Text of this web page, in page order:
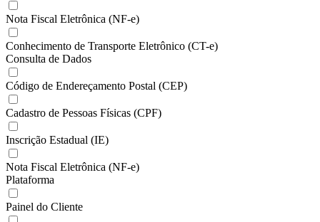
Nota Fiscal Eletrônica (NF-e)
Conhecimento de Transporte Eletrônico (CT-e)
Consulta de Dados
Código de Endereçamento Postal (CEP)
Cadastro de Pessoas Físicas (CPF)
Inscrição Estadual (IE)
Nota Fiscal Eletrônica (NF-e)
Plataforma
Painel do Cliente